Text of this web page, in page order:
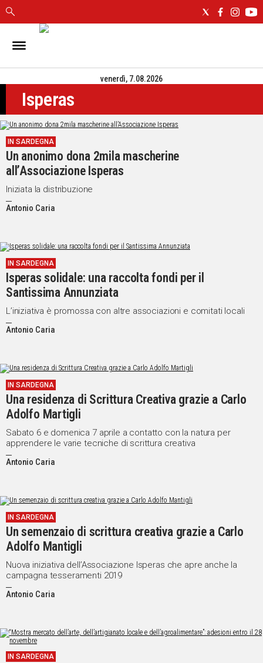
IN
CAGLIARI
SASSARI
NUORO
ORISTANO
SULCIS
GALLURA
OGLIASTRA
MEDIO
CAMPIDANO
NOTIZIE
POLITICA
IN
ITALIA
NEL
SPORT
STORIE
VIDEO
Vai
WHATSAPP
Social
venerdì, 7.08.2026
Isperas
IN SARDEGNA
Un anonimo dona 2mila mascherine
all’Associazione Isperas
Iniziata la distribuzione
Antonio Caria
IN SARDEGNA
Isperas solidale: una raccolta fondi per il
Santissima Annunziata
L’iniziativa è promossa con altre associazioni e comitati locali
Antonio Caria
IN SARDEGNA
Una residenza di Scrittura Creativa grazie a Carlo
Adolfo Martigli
Sabato 6 e domenica 7 aprile a contatto con la natura per
apprendere le varie tecniche di scrittura creativa
Antonio Caria
IN SARDEGNA
Un semenzaio di scrittura creativa grazie a Carlo
Adolfo Mantigli
Nuova iniziativa dell’Associazione Isperas che apre anche la
campagna tesseramenti 2019
Antonio Caria
IN SARDEGNA